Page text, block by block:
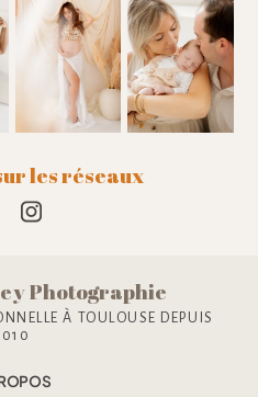
les réseaux
Photographie
À TOULOUSE DEPUIS